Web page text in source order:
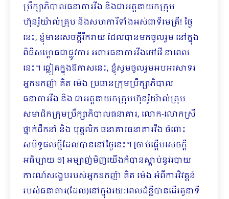
ប្រឹក្សាភិបាលធនាគារវីង និងជាអគ្គនាយកក្រុម
ហ៊ុនរ៉ូយ៉ាល់គ្រុប និងសហការីទាំងអស់ជាទីមេត្រី! ថ្ងៃ
នេះ, ខ្ញុំមានសេចក្តីរីករាយ ដែលបានមកចូលរួម នៅក្នុង
ពិធីសម្ពោធជាផ្លូវការ អគារធនាគារវីងថៅវើ នាពេល
នេះ។ ឆ្លៀតក្នុងឱកាសនេះ, ខ្ញុំសូមចូលរួមអបអរសាទរ
អ្នកឧកញ៉ា គិត ម៉េង ប្រធានក្រុមប្រឹក្សាភិបាល
ធនាគារវីង និង ជាអគ្គនាយកក្រុមហ៊ុនរ៉ូយ៉ាល់គ្រុប
សមាជិកក្រុមប្រឹក្សាភិបាលធនាគារ, លោក-លោកស្រី
ថ្នាក់ដឹកនាំ និង បុគ្គលិក ធនាគារធនាគារវីង ចំពោះ
សមិទ្ធផលថ្មីដែលបាននៅថ្ងៃនេះ។ [ចាប់ផ្តើមសេចក្តី
អធិប្បាយ ១] អម្បាញ់មិញយើងក៏បានស្តាប់នូវរបាយ
ការណ៍សង្ខេបរបស់អ្នកឧកញ៉ា គិត ម៉េង អំពីការវិវត្តន៍
របស់ធនាគារ(ដែល)នៅក្នុងរយៈពេលដ៏ខ្លីបានដើរតួនាទី